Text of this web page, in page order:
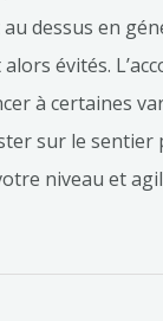
dessus en
évités.
à certaines
sur le sentier
niveau et